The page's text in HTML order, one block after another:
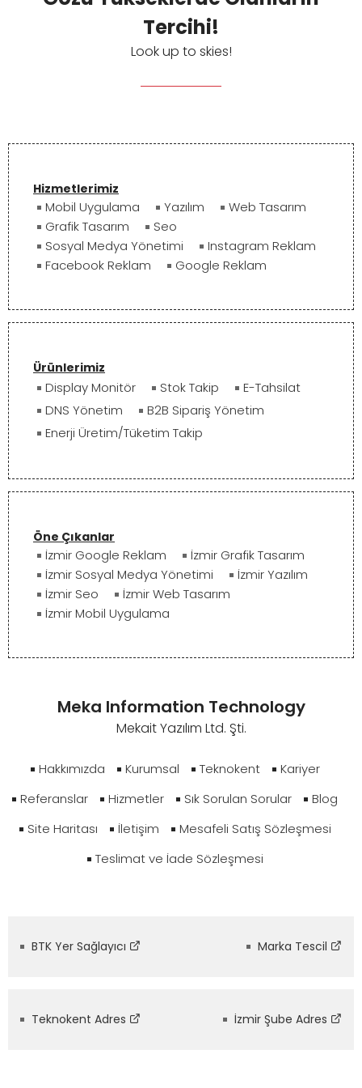
Tercihi!
Look up to skies!
Meka Information Technology
Mekait Yazılım Ltd. Şti.
Hakkımızda Kurumsal Teknokent
Kariyer
Referanslar
Hizmetler Sık Sorulan Sorular
Blog
Site Haritası
İletişim
Mesafeli Satış Sözleşmesi
Teslimat ve İade Sözleşmesi
BTK Yer Sağlayıcı Marka Tescil
Teknokent Adres İzmir Şube Adres
Hizmetlerimiz
Mobil Uygulama Yazılım
Web Tasarım
Grafik Tasarım
Seo
Sosyal Medya Yönetimi
Instagram Reklam
Facebook Reklam
Google Reklam
Ürünlerimiz
Display Monitör Stok Takip
E-Tahsilat
DNS Yönetim
B2B Sipariş Yönetim
Enerji Üretim/Tüketim Takip
Öne Çıkanlar
İzmir Google Reklam
İzmir Grafik Tasarım
İzmir Sosyal Medya Yönetimi
İzmir Yazılım
İzmir Seo
İzmir Web Tasarım
İzmir Mobil Uygulama